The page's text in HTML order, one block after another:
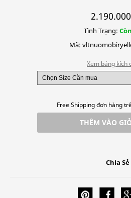
2.190.000
Tình Trạng:
Mã:
Xem bảng kích
Free Shipping đơn hàng
THÊM VÀO
Chia Sẻ